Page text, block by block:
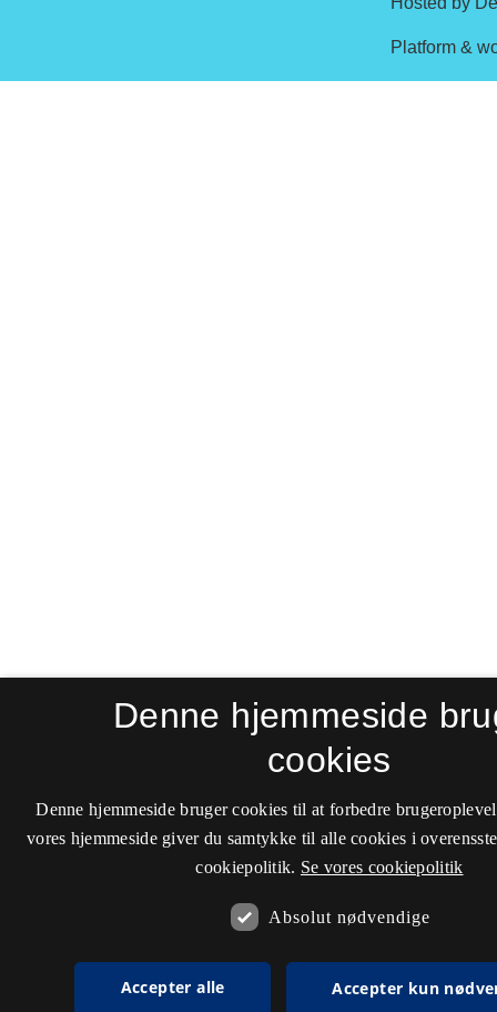
Denne hjemmeside
cookies
Denne hjemmeside bruger cookies til at forbedre
vores hjemmeside giver du samtykke til alle cookies i
cookiepolitik. Se vores cookiepolitik
Absolut nødvendige
Accepter alle Accepter kun